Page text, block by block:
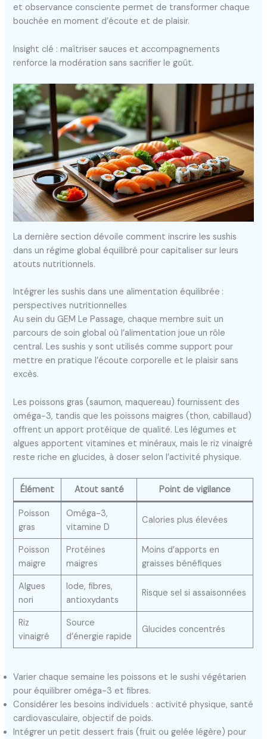
et observance consciente permet de transformer chaque
bouchée en moment d’écoute et de plaisir.
Insight clé : maîtriser sauces et accompagnements
renforce la modération sans sacrifier le goût.
La dernière section dévoile comment inscrire les sushis
dans un régime global équilibré pour capitaliser sur leurs
atouts nutritionnels.
Intégrer les sushis dans une alimentation équilibrée :
perspectives nutritionnelles
Au sein du GEM Le Passage, chaque membre suit un
parcours de soin global où l’alimentation joue un rôle
central. Les sushis y sont utilisés comme support pour
mettre en pratique l’écoute corporelle et le plaisir sans
excès.
Les poissons gras (saumon, maquereau) fournissent des
oméga-3, tandis que les poissons maigres (thon, cabillaud)
offrent un apport protéique de qualité. Les légumes et
algues apportent vitamines et minéraux, mais le riz vinaigré
reste riche en glucides, à doser selon l’activité physique.
Élément Atout santé Point de vigilance
Poisson
gras
Oméga-3,
vitamine D
Calories plus élevées
Poisson
maigre
Protéines
maigres
Moins d’apports en
graisses bénéfiques
Algues
nori
Iode, fibres,
antioxydants
Risque sel si assaisonnées
Riz
vinaigré
Source
d’énergie rapide
Glucides concentrés
Varier chaque semaine les poissons et le sushi végétarien
pour équilibrer oméga-3 et fibres.
Considérer les besoins individuels : activité physique, santé
cardiovasculaire, objectif de poids.
Intégrer un petit dessert frais (fruit ou gelée légère) pour